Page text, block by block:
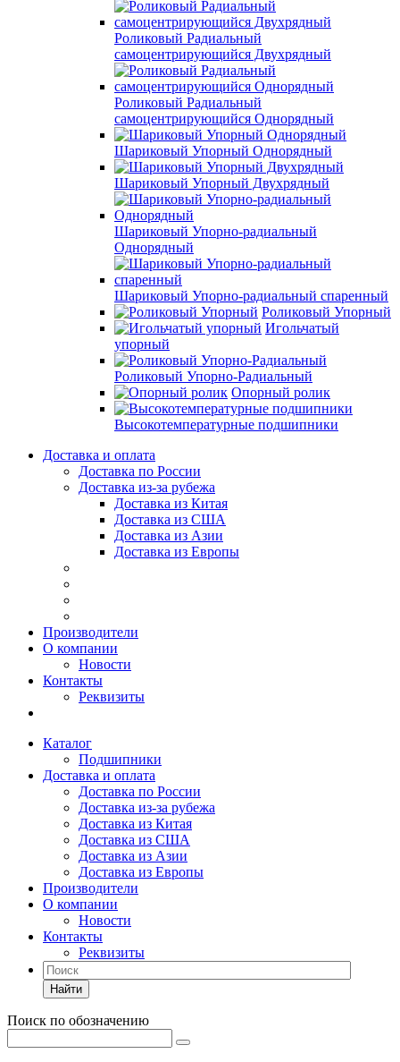
Роликовый Радиальный
самоцентрирующийся Двухрядный
Роликовый Радиальный
самоцентрирующийся Однорядный
Шариковый Упорный Однорядный
Шариковый Упорный Двухрядный
Шариковый Упорно-радиальный
Однорядный
Шариковый Упорно-радиальный спаренный
Роликовый Упорный
Игольчатый
упорный
Роликовый Упорно-Радиальный
Опорный ролик
Высокотемпературные подшипники
Доставка и оплата
Доставка по России
Доставка из-за рубежа
Доставка из Китая
Доставка из США
Доставка из Азии
Доставка из Европы
Производители
О компании
Новости
Контакты
Реквизиты
Каталог
Подшипники
Доставка и оплата
Доставка по России
Доставка из-за рубежа
Доставка из Китая
Доставка из США
Доставка из Азии
Доставка из Европы
Производители
О компании
Новости
Контакты
Реквизиты
Найти
Поиск по обозначению